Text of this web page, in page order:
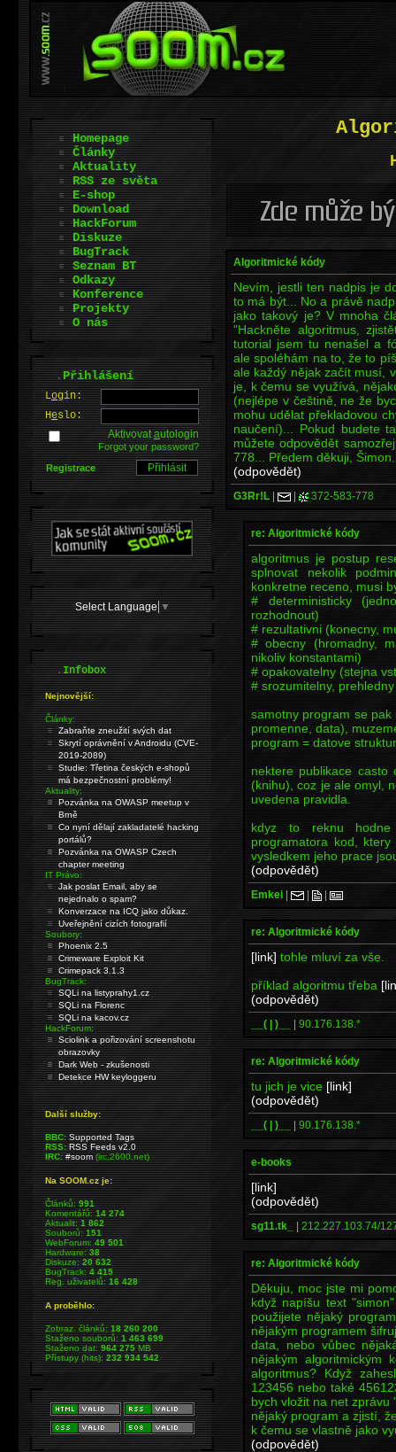
Algoritmické kódy
Nevím, jestli ten nadpis je
to má být... No a právě
jako takový je? V mnoha
"Hackněte algoritmus,
tutorial jsem tu nenašel a
ale spoléhám na to, že to
ale každý nějak začít musí,
je, k čemu se využívá,
(nejlépe v češtině, ne že
mohu udělat překladovou
naučení)... Pokud budete
můžete odpovědět
778... Předem děkuji,
(odpovědět)
G3Rr!L | | 372-583-778
re: Algoritmické kódy
algoritmus je postup
splnovat nekolik
konkretne receno, musi
# deterministicky
rozhodnout)
# rezultativni (konecny,
# obecny (hromadny,
nikoliv konstantami)
# opakovatelny (stejna
# srozumitelny,
samotny program se
promenne, data),
program = datove
nektere publikace casto
(knihu), coz je ale omyl,
uvedena pravidla.
kdyz to reknu
programatora kod,
vysledkem jeho prace
(odpovědět)
Emkei | | |
re: Algoritmické kódy
[link] tohle mluví za vše.
příklad algoritmu třeba
(odpovědět)
__( | )__ | 90.176.138.*
re: Algoritmické kódy
tu jich je vice [link]
(odpovědět)
__( | )__ | 90.176.138.*
e-books
[link]
(odpovědět)
sg11.tk_ | 212.227.103.74/
re: Algoritmické kódy
Děkuju, moc jste mi
když napíšu text
použijete nějaký
nějakým programem
data, nebo vůbec
nějakým algoritmickým
algoritmus? Když
123456 nebo také
bych vložit na net
nějaký program a zjistí,
k čemu se vlastně jako
(odpovědět)
Homepage
Články
Aktuality
RSS ze světa
E-shop
Download
HackForum
Diskuze
BugTrack
Seznam BT
Odkazy
Konference
Projekty
O nás
.Přihlášení
Login:
Heslo:
Aktivovatautologin
Forgot your password?
Registrace
Select Language ▼
.Infobox
Nejnovější:
Články:
Zabraňte zneužití svých dat
Skrytí oprávnění v Androidu (CVE-
2019-2089)
Studie: Třetina českých e-shopů
má bezpečnostní problémy!
Aktuality:
Pozvánka na OWASP meetup v
Brně
Co nyní dělají zakladatelé hacking
portálů?
Pozvánka na OWASP Czech
chapter meeting
IT Právo:
Jak poslat Email, aby se
nejednalo o spam?
Konverzace na ICQ jako důkaz.
Uveřejnění cizích fotografií
Soubory:
Phoenix 2.5
Crimeware Exploit Kit
Crimepack 3.1.3
BugTrack:
SQLi na listyprahy1.cz
SQLi na Florenc
SQLi na kacov.cz
HackForum:
Sciolink a pořizování screenshotu
obrazovky
Dark Web - zkušenosti
Detekce HW keyloggeru
Další služby:
BBC: Supported Tags
RSS: RSS Feeds v2.0
IRC: #soom(irc.2600.net)
Na SOOM.cz je:
Článků:991
Komentářů:14 274
Aktualit:1 862
Souborů:151
WebForum:49 501
Hardware:38
Diskuze:20 632
BugTrack:4 415
Reg. uživatelů:16 428
A proběhlo:
Zobraz. článků:18 260 200
Staženo souborů:1 463 699
Staženo dat:964 275MB
Přístupy (hits):232 934 542